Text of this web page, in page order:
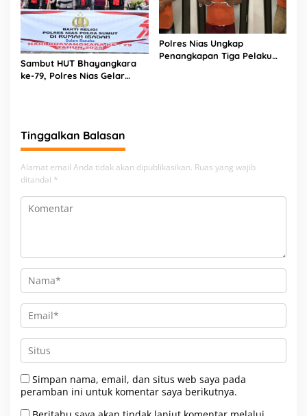
Sambut HUT Bhayangkara
ke-79, Polres Nias Gelar
Polres Nias Ungkap
Penangkapan Tiga Pelaku
Tinggalkan Balasan
Alamat email Anda tidak akan dipublikasikan. Ruas yang wajib
ditandai *
Simpan nama, email, dan situs web saya pada
peramban ini untuk komentar saya berikutnya.